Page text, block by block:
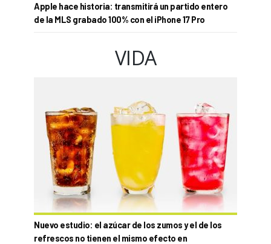
Apple hace historia: transmitirá un partido entero
de la MLS grabado 100% con el iPhone 17 Pro
VIDA
Nuevo estudio: el azúcar de los zumos y el de los
refrescos no tienen el mismo efecto en